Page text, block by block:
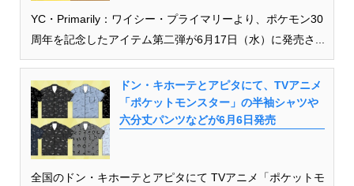
YC・Primarily：ワイシー・プライマリーより、ポケモン30
周年を記念したアイテム第二弾が6月17日（水）に発売さ...
ドン・キホーテとアピタにて、TVアニメ
「ポケットモンスター」の半袖シャツや
六分丈パンツなどが6月6日発売
全国のドン・キホーテとアピタにて TVアニメ「ポケットモ